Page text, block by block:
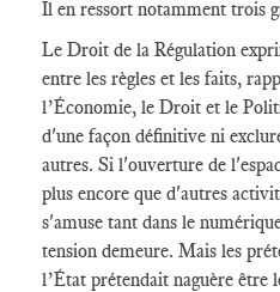
Il en ressort notamment trois
Le Droit de la Régulation
entre les règles et les faits,
l’Économie, le Droit et le
d'une façon définitive ni
autres. Si l'ouverture de
plus encore que d'autres
s'amuse tant dans le
tension demeure. Mais les
l’État prétendait naguère être